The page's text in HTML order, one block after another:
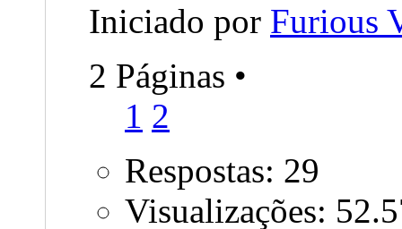
Iniciado por Furious
2 Páginas •
1 2
Respostas: 29
Visualizações: